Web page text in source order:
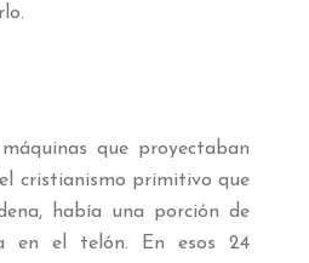
que proyectaban
cristianismo primitivo que
había una porción de
en el telón. En esos 24